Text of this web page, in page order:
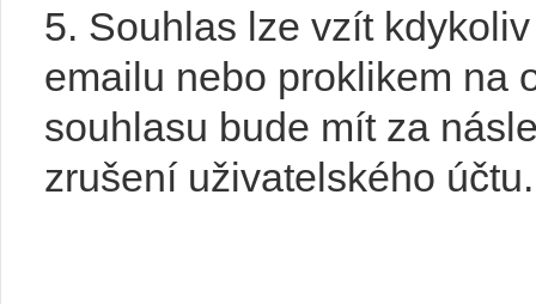
5. Souhlas lze vzít
emailu nebo proklikem na
souhlasu bude mít za
zrušení uživatelského účtu.